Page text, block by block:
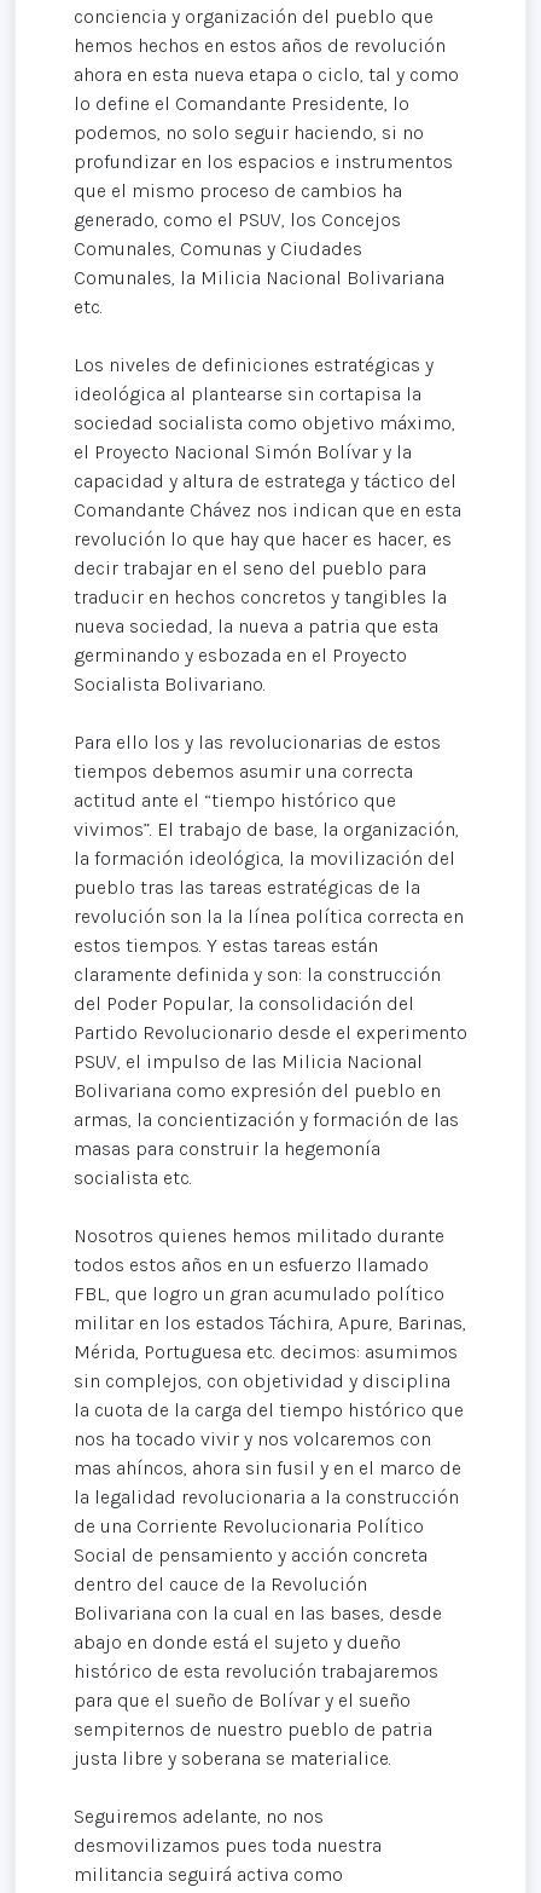
conciencia y organización del pueblo que
hemos hechos en estos años de revolución
ahora en esta nueva etapa o ciclo, tal y como
lo define el Comandante Presidente, lo
podemos, no solo seguir haciendo, si no
profundizar en los espacios e instrumentos
que el mismo proceso de cambios ha
generado, como el PSUV, los Concejos
Comunales, Comunas y Ciudades
Comunales, la Milicia Nacional Bolivariana
etc.
Los niveles de definiciones estratégicas y
ideológica al plantearse sin cortapisa la
sociedad socialista como objetivo máximo,
el Proyecto Nacional Simón Bolívar y la
capacidad y altura de estratega y táctico del
Comandante Chávez nos indican que en esta
revolución lo que hay que hacer es hacer, es
decir trabajar en el seno del pueblo para
traducir en hechos concretos y tangibles la
nueva sociedad, la nueva a patria que esta
germinando y esbozada en el Proyecto
Socialista Bolivariano.
Para ello los y las revolucionarias de estos
tiempos debemos asumir una correcta
actitud ante el “tiempo histórico que
vivimos”. El trabajo de base, la organización,
la formación ideológica, la movilización del
pueblo tras las tareas estratégicas de la
revolución son la la línea política correcta en
estos tiempos. Y estas tareas están
claramente definida y son: la construcción
del Poder Popular, la consolidación del
Partido Revolucionario desde el experimento
PSUV, el impulso de las Milicia Nacional
Bolivariana como expresión del pueblo en
armas, la concientización y formación de las
masas para construir la hegemonía
socialista etc.
Nosotros quienes hemos militado durante
todos estos años en un esfuerzo llamado
FBL, que logro un gran acumulado político
militar en los estados Táchira, Apure, Barinas,
Mérida, Portuguesa etc. decimos: asumimos
sin complejos, con objetividad y disciplina
la cuota de la carga del tiempo histórico que
nos ha tocado vivir y nos volcaremos con
mas ahíncos, ahora sin fusil y en el marco de
la legalidad revolucionaria a la construcción
de una Corriente Revolucionaria Político
Social de pensamiento y acción concreta
dentro del cauce de la Revolución
Bolivariana con la cual en las bases, desde
abajo en donde está el sujeto y dueño
histórico de esta revolución trabajaremos
para que el sueño de Bolívar y el sueño
sempiternos de nuestro pueblo de patria
justa libre y soberana se materialice.
Seguiremos adelante, no nos
desmovilizamos pues toda nuestra
militancia seguirá activa como